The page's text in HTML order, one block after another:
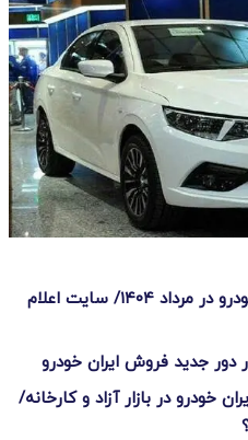
تاریخ قرعه کشی ایران خودرو در مرداد ۱۴۰۴/ سایت اعلام
خودرو در بازار آزاد و کارخانه/